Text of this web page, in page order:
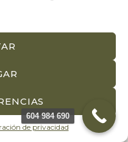
de privacidad
690
604 984 690